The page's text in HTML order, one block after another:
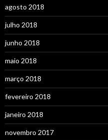
agosto 2018
julho 2018
junho 2018
maio 2018
março 2018
fevereiro 2018
janeiro 2018
novembro 2017